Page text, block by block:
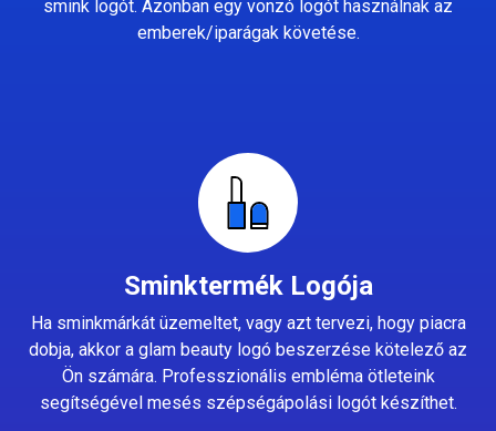
smink logót. Azonban egy vonzó logót használnak az
emberek/iparágak követése.
Sminktermék Logója
Ha sminkmárkát üzemeltet, vagy azt tervezi, hogy piacra
dobja, akkor a glam beauty logó beszerzése kötelező az
Ön számára. Professzionális embléma ötleteink
segítségével mesés szépségápolási logót készíthet.